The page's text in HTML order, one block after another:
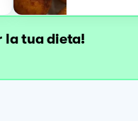
la tua dieta!